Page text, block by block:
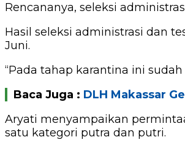
Rencananya, seleksi
Hasil seleksi administrasi dan
Juni.
“Pada tahap karantina ini
Baca Juga : DLH Makassar
Aryati menyampaikan
satu kategori putra dan putri.